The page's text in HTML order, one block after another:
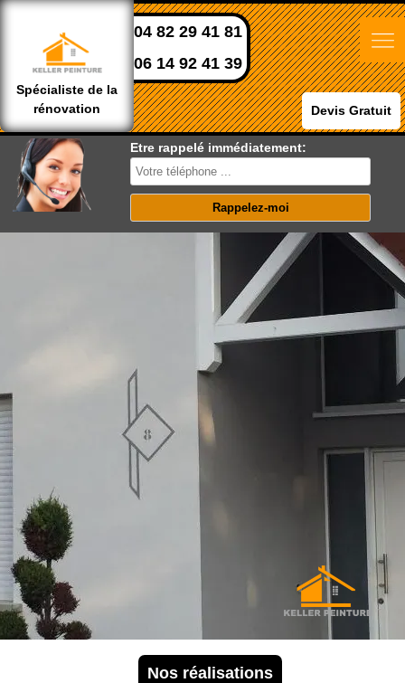
Spécialiste de la
rénovation
04 82 29 41 81
06 14 92 41 39
Devis Gratuit
Etre rappelé immédiatement:
Nos réalisations